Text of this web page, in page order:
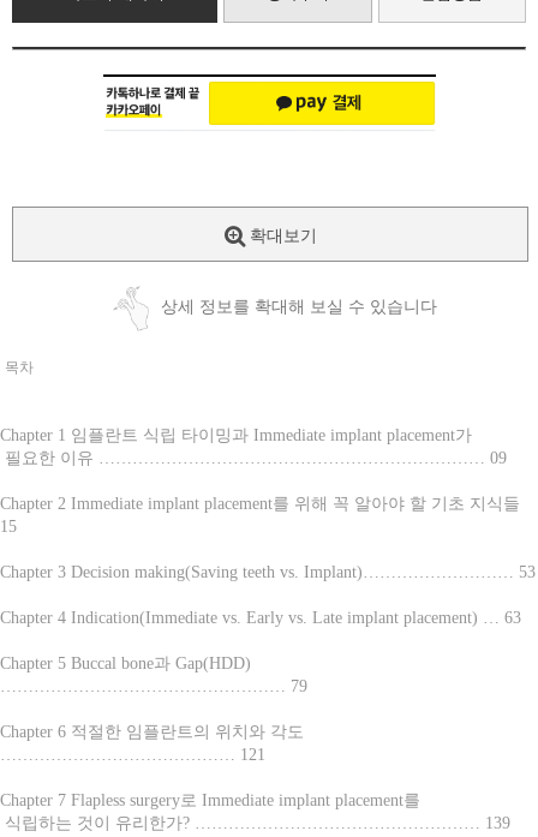
확대보기
상세 정보를 확대해 보실 수 있습니다
목차
Chapter 1 임플란트 식립 타이밍과 Immediate implant placement가
필요한 이유 …………………………………………………………… 09
Chapter 2 Immediate implant placement를 위해 꼭 알아야 할 기초 지식들
15
Chapter 3 Decision making(Saving teeth vs. Implant)……………………… 53
Chapter 4 Indication(Immediate vs. Early vs. Late implant placement) … 63
Chapter 5 Buccal bone과 Gap(HDD)
…………………………………………… 79
Chapter 6 적절한 임플란트의 위치와 각도
…………………………………… 121
Chapter 7 Flapless surgery로 Immediate implant placement를
식립하는 것이 유리한가? …………………………………………… 139